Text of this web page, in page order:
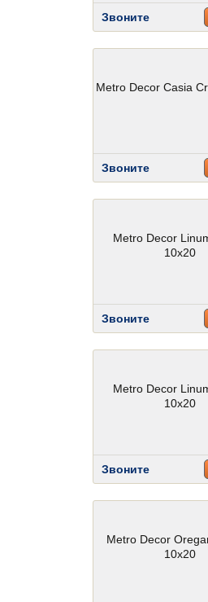
Звоните
Metro Decor Casia
Звоните
Metro Decor
10x20
Звоните
Metro Decor
10x20
Звоните
Metro Decor
10x20